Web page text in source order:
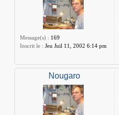
Message(s) : 169
Inscrit le : Jeu Juil 11, 2002 6:14 pm
Nougaro